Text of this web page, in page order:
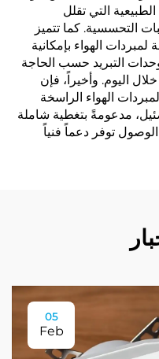
التي تقلل
التحسسية. كما تتميز
الهواء بإمكانية
التبريد حسب الحاجة
اليوم. وأخيراً، فإن
الهواء الراسخة
مدعومةً بتغطية شاملة
توفر دعماً فنياً
05
Feb